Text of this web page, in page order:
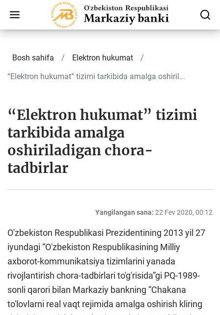
Bosh sahifa
Elektron hukumat
“Elektron hukumat” tizimi tarkibida amalga oshiril...
“Elektron hukumat” tizimi
tarkibida amalga
oshiriladigan chora-
tadbirlar
Yangilangan sana: 22 Fev 2020, 00:12
O'zbekiston Respublikasi Prezidentining 2013 yil 27
iyundagi “O'zbekiston Respublikasining Milliy
axborot-kommunikatsiya tizimlarini yanada
rivojlantirish chora-tadbirlari to'g'risida”gi PQ-1989-
sonli qarori bilan Markaziy bankning “Chakana
to'lovlarni real vaqt rejimida amalga oshirish kliring